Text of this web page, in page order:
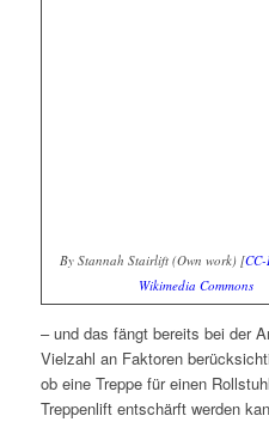
By Stannah Stairlift (Own work) [
Wikimedia Commons
– und das fängt bereits bei der
Vielzahl an Faktoren
ob eine Treppe für einen
Treppenlift entschärft werden